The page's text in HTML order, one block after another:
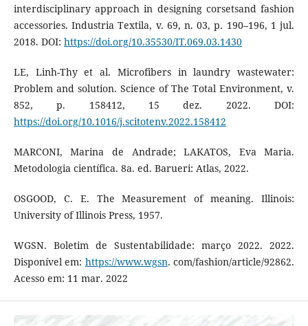
interdisciplinary approach in designing corsetsand fashion
accessories. Industria Textila, v. 69, n. 03, p. 190–196, 1 jul.
2018. DOI: https://doi.org/10.35530/IT.069.03.1430
LE, Linh-Thy et al. Microfibers in laundry wastewater:
Problem and solution. Science of The Total Environment, v.
852, p. 158412, 15 dez. 2022. DOI:
https://doi.org/10.1016/j.scitotenv.2022.158412
MARCONI, Marina de Andrade; LAKATOS, Eva Maria.
Metodologia científica. 8a. ed. Barueri: Atlas, 2022.
OSGOOD, C. E. The Measurement of meaning. Illinois:
University of Illinois Press, 1957.
WGSN. Boletim de Sustentabilidade: março 2022. 2022.
Disponível em: https://www.wgsn. com/fashion/article/92862.
Acesso em: 11 mar. 2022